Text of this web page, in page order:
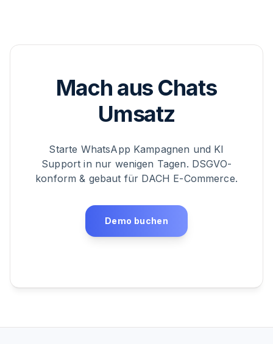
Mach aus Chats
Umsatz
Starte WhatsApp Kampagnen und KI
Support in nur wenigen Tagen. DSGVO-
konform & gebaut für DACH E-Commerce.
Demo buchen